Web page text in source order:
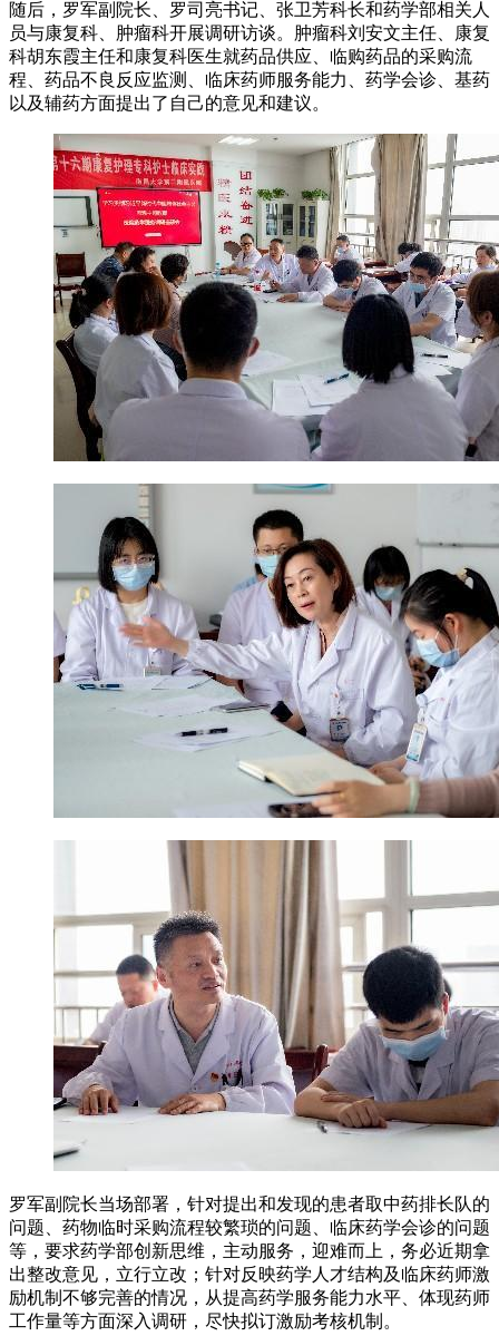
随后，罗军副院长、罗司亮书记、张卫芳科长和药学部相关人
员与康复科、肿瘤科开展调研访谈。肿瘤科刘安文主任、康复
科胡东霞主任和康复科医生就药品供应、临购药品的采购流
程、药品不良反应监测、临床药师服务能力、药学会诊、基药
以及辅药方面提出了自己的意见和建议。
罗军副院长当场部署，针对提出和发现的患者取中药排长队的
问题、药物临时采购流程较繁琐的问题、临床药学会诊的问题
等，要求药学部创新思维，主动服务，迎难而上，务必近期拿
出整改意见，立行立改；针对反映药学人才结构及临床药师激
励机制不够完善的情况，从提高药学服务能力水平、体现药师
工作量等方面深入调研，尽快拟订激励考核机制。